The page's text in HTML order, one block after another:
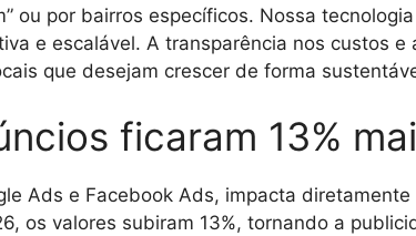
ou por bairros específicos. Nossa
e escalável. A transparência nos custos e
que desejam crescer de forma
ficaram 13%
Ads e Facebook Ads, impacta
os valores subiram 13%, tornando a